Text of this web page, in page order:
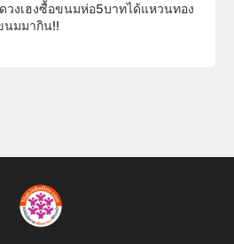
วงเฮงซื้อขนมห่อ5บาทได้แหวนทอง
นมมากิน!!